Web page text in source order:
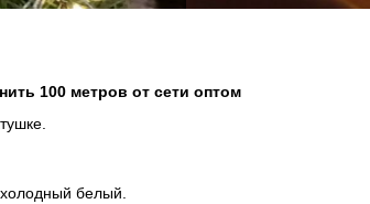
100 метров от сети оптом
белый.